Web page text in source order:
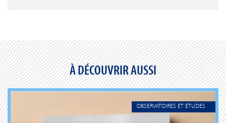
À DÉCOUVRIR AUSSI
OBSERVATOIRES ET ÉTUDES